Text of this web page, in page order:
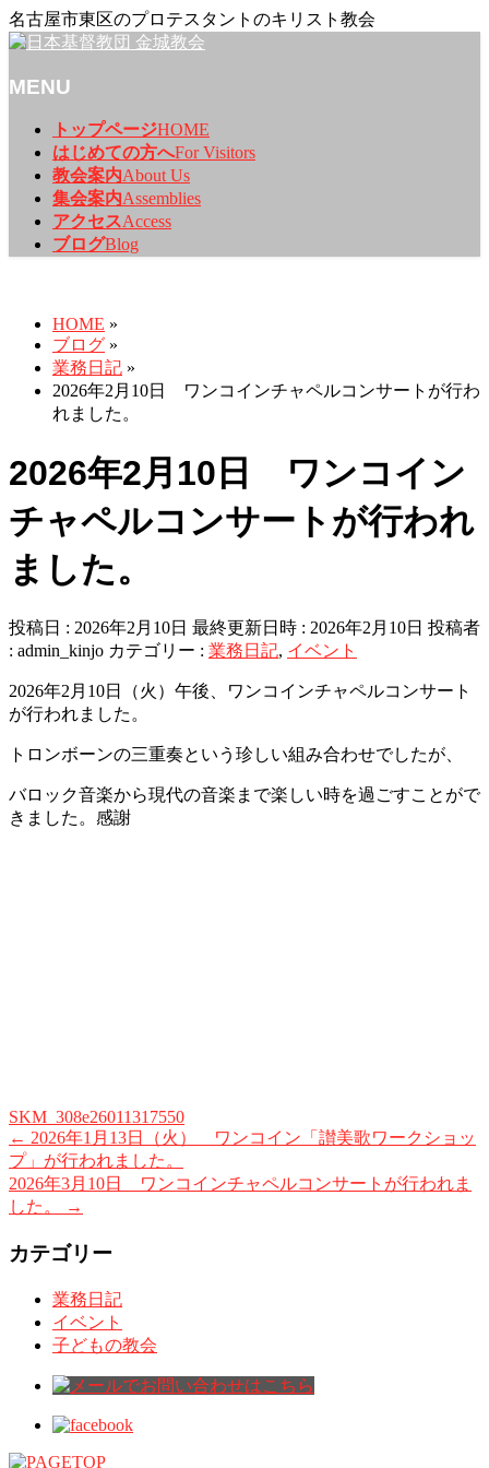
名古屋市東区のプロテスタントのキリスト教会
MENU
トップページHOME
はじめての方へFor Visitors
教会案内About Us
集会案内Assemblies
アクセスAccess
ブログBlog
HOME »
ブログ »
業務日記 »
2026年2月10日 ワンコインチャペルコンサートが行わ
れました。
2026年2月10日 ワンコイン
チャペルコンサートが行われ
ました。
投稿日 : 2026年2月10日 最終更新日時 : 2026年2月10日 投稿者
: admin_kinjo カテゴリー : 業務日記, イベント
2026年2月10日（火）午後、ワンコインチャペルコンサート
が行われました。
トロンボーンの三重奏という珍しい組み合わせでしたが、
バロック音楽から現代の音楽まで楽しい時を過ごすことがで
きました。感謝
SKM_308e26011317550
← 2026年1月13日（火） ワンコイン「讃美歌ワークショッ
プ」が行われました。
2026年3月10日 ワンコインチャペルコンサートが行われま
した。
→
カテゴリー
業務日記
イベント
子どもの教会